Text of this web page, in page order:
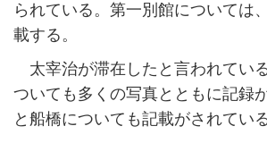
られている。第一別館については
載する。
太宰治が滞在したと言われてい
ついても多くの写真とともに記録
と船橋についても記載がされている